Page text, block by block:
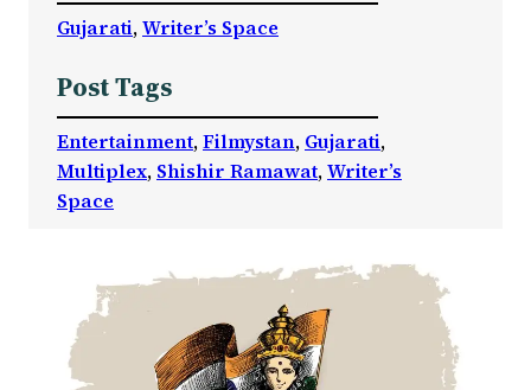
Gujarati, Writer’s Space
Post Tags
Entertainment, Filmystan, Gujarati
Multiplex, Shishir Ramawat, Writer’s
Space